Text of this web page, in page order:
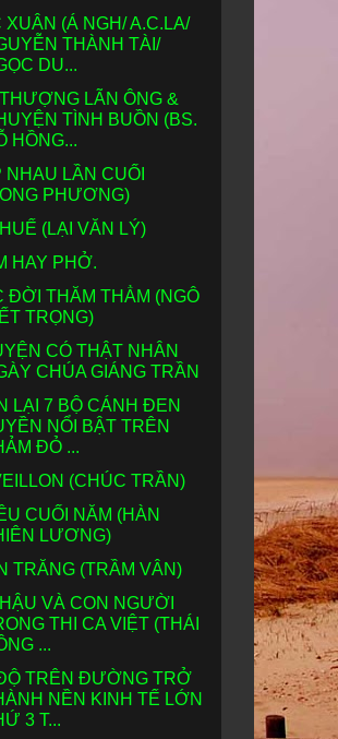
XUÂN (Á NGH/ A.C.LA/
THÀNH TÀI/
DU...
LÃN ÔNG &
TÌNH BUỒN (BS.
HỒNG...
NHAU LẦN CUỐI
PHƯƠNG)
(LẠI VĂN LÝ)
HAY PHỞ.
ĐỜI THĂM THẲM (NGÔ
TRỌNG)
CÓ THẬT NHÂN
CHÚA GIÁNG TRẦN
LẠI 7 BỘ CÁNH ĐEN
NỔI BẬT TRÊN
ĐỎ ...
(CHÚC TRẦN)
CUỐI NĂM (HÀN
LƯƠNG)
TRĂNG (TRẦM VÂN)
VÀ CON NGƯỜI
THI CA VIỆT (THÁI
...
TRÊN ĐƯỜNG TRỞ
NỀN KINH TẾ LỚN
3 T...